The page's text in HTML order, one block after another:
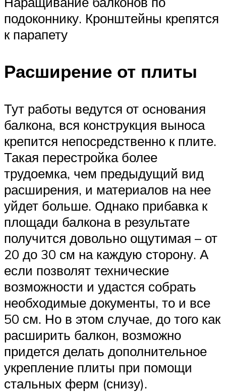
подоконнику. Кронштейны крепятся
к парапету
Расширение от плиты
Тут работы ведутся от основания
балкона, вся конструкция выноса
крепится непосредственно к плите.
Такая перестройка более
трудоемка, чем предыдущий вид
расширения, и материалов на нее
уйдет больше. Однако прибавка к
площади балкона в результате
получится довольно ощутимая – от
20 до 30 см на каждую сторону. А
если позволят технические
возможности и удастся собрать
необходимые документы, то и все
50 см. Но в этом случае, до того как
расширить балкон, возможно
придется делать дополнительное
укрепление плиты при помощи
стальных ферм (снизу).